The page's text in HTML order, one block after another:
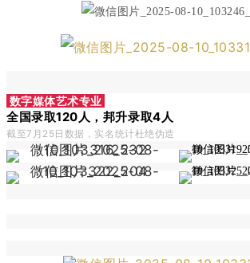
数字媒体艺术专业
全国录取120人，邦升录取4人
截至7月25日数据，实名统计杜绝伪造